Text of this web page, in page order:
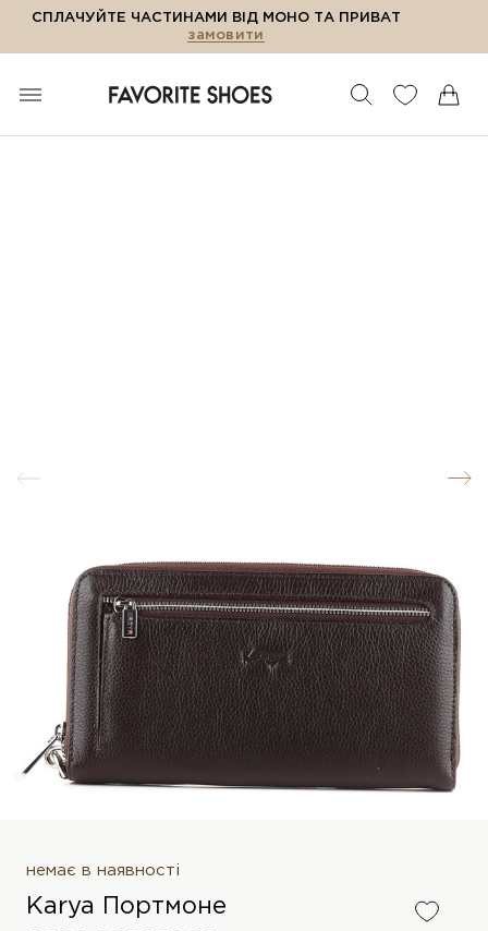
СПЛАЧУЙТЕ ЧАСТИНАМИ ВІД МОНО ТА ПРИВАТ
замовити
немає в наявності
Karya Портмоне